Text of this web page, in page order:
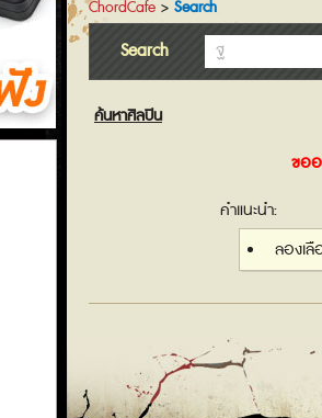
ChordCafe > Search
Search
ค้นหาศิลปิน
ขอ
คำแนะนำ:
ลองเ